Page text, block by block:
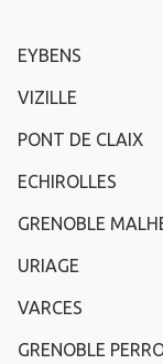
EYBENS
VIZILLE
PONT DE CLAIX
ECHIROLLES
GRENOBLE
URIAGE
VARCES
GRENOBLE